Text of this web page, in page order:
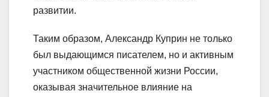
развитии.
Таким образом, Александр Куприн не только
был выдающимся писателем, но и активным
участником общественной жизни России,
оказывая значительное влияние на